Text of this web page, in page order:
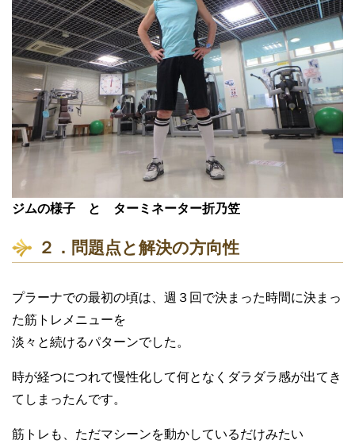
ジムの様子 と ターミネーター折乃笠
２．問題点と解決の方向性
プラーナでの最初の頃は、週３回で決まった時間に決まっ
た筋トレメニューを
淡々と続けるパターンでした。
時が経つにつれて慢性化して何となくダラダラ感が出てき
てしまったんです。
筋トレも、ただマシーンを動かしているだけみたい